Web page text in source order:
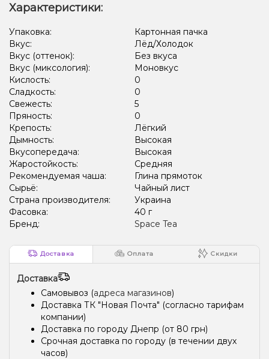
Характеристики:
Упаковка:
Картонная пачка
Вкус:
Лёд/Холодок
Вкус (оттенок):
Без вкуса
Вкус (миксология):
Моновкус
Кислость:
0
Сладкость:
0
Свежесть:
5
Пряность:
0
Крепость:
Лёгкий
Дымность:
Высокая
Вкусопередача:
Высокая
Жаростойкость:
Средняя
Рекомендуемая чаша:
Глина прямоток
Сырьё:
Чайный лист
Страна производителя:
Украина
Фасовка:
40 г
Бренд:
Space Tea
Доставка Оплата Скидки
Доставка
Самовывоз (адреса магазинов)
Доставка ТК "Новая Почта" (согласно тарифам
компании)
Доставка по городу Днепр (от 80 грн)
Срочная доставка по городу (в течении двух
часов)